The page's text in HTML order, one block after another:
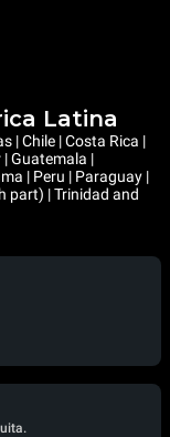
Latina
| Chile | Costa Rica |
| Guatemala |
| Peru | Paraguay |
part) | Trinidad and